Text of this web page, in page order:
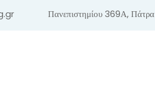
Πανεπιστημίου 369Α, Πάτρα